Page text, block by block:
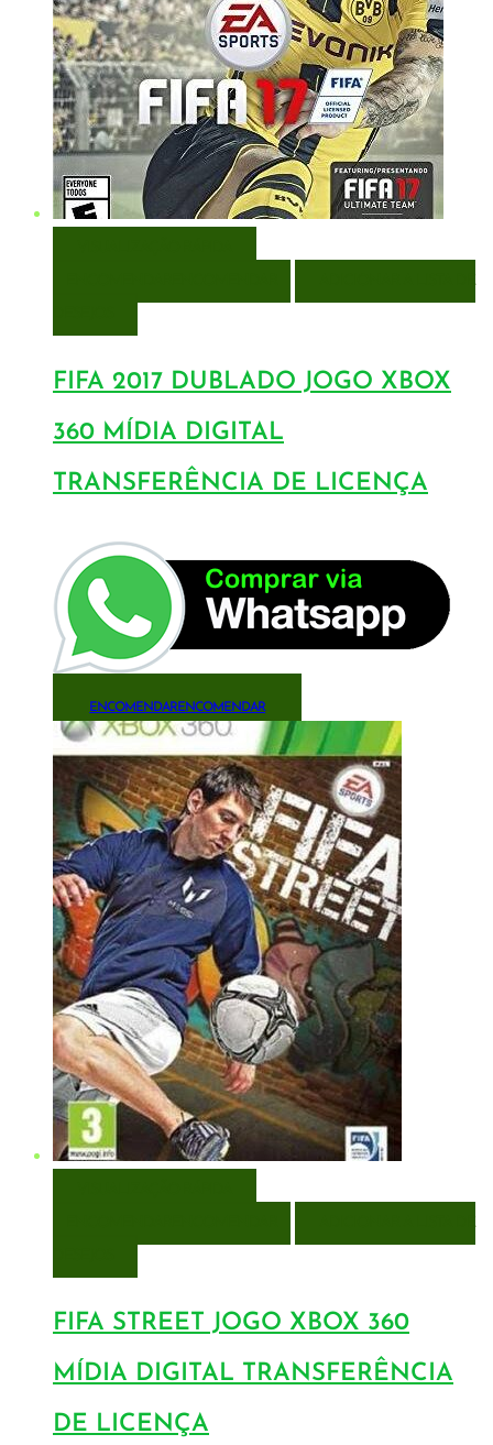
FIFA 2017 DUBLADO JOGO XBOX
360 MÍDIA DIGITAL
TRANSFERÊNCIA DE LICENÇA
ENCOMENDARENCOMENDAR
FIFA STREET JOGO XBOX 360
MÍDIA DIGITAL TRANSFERÊNCIA
DE LICENÇA